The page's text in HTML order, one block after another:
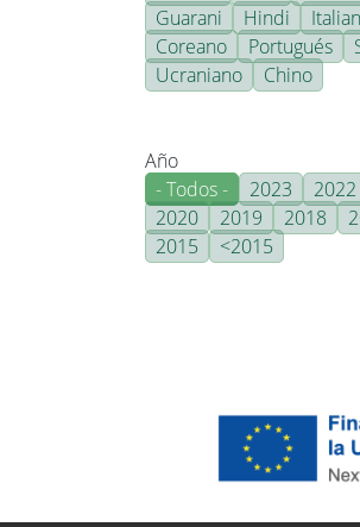
Guarani
Hindi
Coreano
Portugués
Ucraniano
Chino
Año
- Todos -
2023 2022
2020
2019 2018
2015
<2015